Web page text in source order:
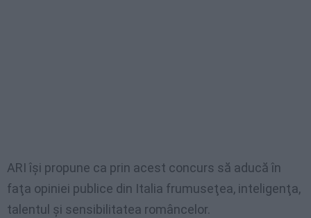
ARI îşi propune ca prin acest concurs să aducă în
faţa opiniei publice din Italia frumuseţea, inteligenţa,
talentul şi sensibilitatea româncelor.